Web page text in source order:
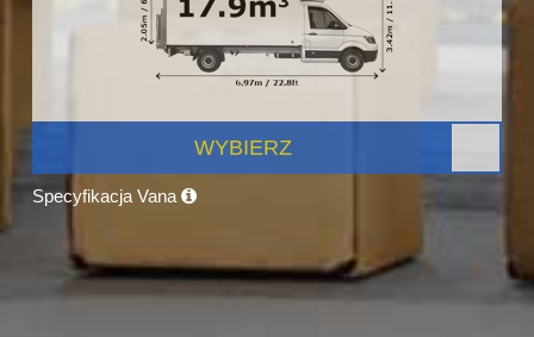
WYBIERZ
Specyfikacja Vana